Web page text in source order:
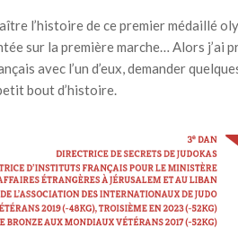
l’histoire de ce premier médaillé
sur la première marche… Alors
avec l’un d’eux, demander
bout d’histoire.